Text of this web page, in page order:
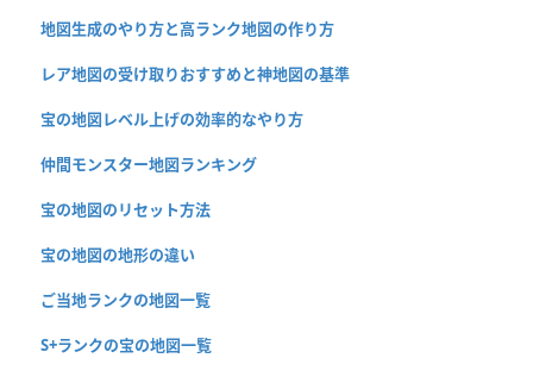
地図生成のやり方と高ランク地図の作り方
レア地図の受け取りおすすめと神地図の基準
宝の地図レベル上げの効率的なやり方
仲間モンスター地図ランキング
宝の地図のリセット方法
宝の地図の地形の違い
ご当地ランクの地図一覧
S+ランクの宝の地図一覧